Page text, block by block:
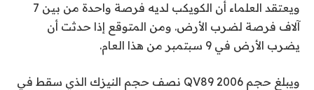
ويعتقد العلماء أن الكويكب لديه فرصة واحدة من بين 7
آلاف فرصة لضرب الأرض. ومن المتوقع إذا حدثت أن
يضرب الأرض في 9 سبتمبر من هذا العام.
ويبلغ حجم 2006 QV89 نصف حجم النيزك الذي سقط في